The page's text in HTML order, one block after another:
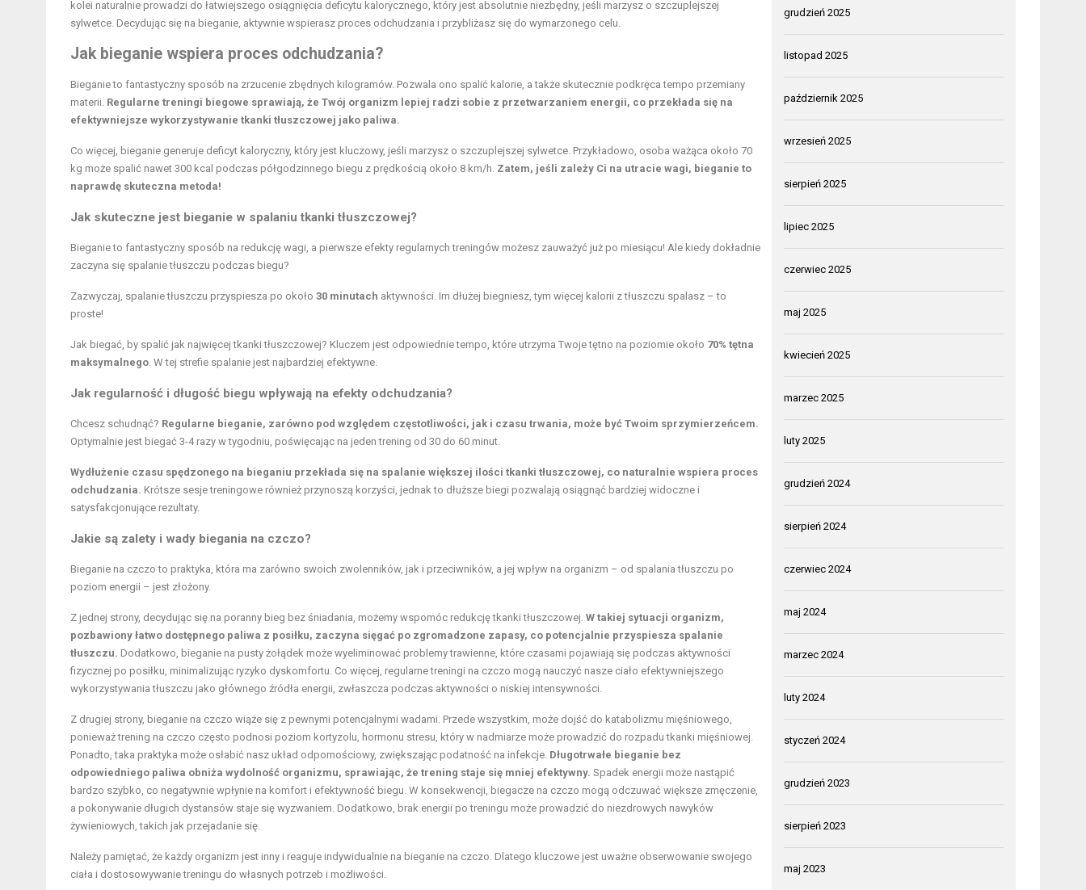
kolei naturalnie prowadzi do łatwiejszego osiągnięcia deficytu kalorycznego, który jest absolutnie niezbędny, jeśli marzysz o szczuplejszej
sylwetce. Decydując się na bieganie, aktywnie wspierasz proces odchudzania i przybliżasz się do wymarzonego celu.
Jak bieganie wspiera proces odchudzania?
Bieganie to fantastyczny sposób na zrzucenie zbędnych kilogramów. Pozwala ono spalić kalorie, a także skutecznie podkręca tempo przemiany
materii. Regularne treningi biegowe sprawiają, że Twój organizm lepiej radzi sobie z przetwarzaniem energii, co przekłada się na
efektywniejsze wykorzystywanie tkanki tłuszczowej jako paliwa.
Co więcej, bieganie generuje deficyt kaloryczny, który jest kluczowy, jeśli marzysz o szczuplejszej sylwetce. Przykładowo, osoba ważąca około 70
kg może spalić nawet 300 kcal podczas półgodzinnego biegu z prędkością około 8 km/h. Zatem, jeśli zależy Ci na utracie wagi, bieganie to
naprawdę skuteczna metoda!
Jak skuteczne jest bieganie w spalaniu tkanki tłuszczowej?
Bieganie to fantastyczny sposób na redukcję wagi, a pierwsze efekty regularnych treningów możesz zauważyć już po miesiącu! Ale kiedy dokładnie
zaczyna się spalanie tłuszczu podczas biegu?
Zazwyczaj, spalanie tłuszczu przyspiesza po około 30 minutach aktywności. Im dłużej biegniesz, tym więcej kalorii z tłuszczu spalasz – to
proste!
Jak biegać, by spalić jak najwięcej tkanki tłuszczowej? Kluczem jest odpowiednie tempo, które utrzyma Twoje tętno na poziomie około 70% tętna
maksymalnego . W tej strefie spalanie jest najbardziej efektywne.
Jak regularność i długość biegu wpływają na efekty odchudzania?
Chcesz schudnąć? Regularne bieganie, zarówno pod względem częstotliwości, jak i czasu trwania, może być Twoim sprzymierzeńcem.
Optymalnie jest biegać 3-4 razy w tygodniu, poświęcając na jeden trening od 30 do 60 minut.
Wydłużenie czasu spędzonego na bieganiu przekłada się na spalanie większej ilości tkanki tłuszczowej, co naturalnie wspiera proces
odchudzania. Krótsze sesje treningowe również przynoszą korzyści, jednak to dłuższe biegi pozwalają osiągnąć bardziej widoczne i
satysfakcjonujące rezultaty.
Jakie są zalety i wady biegania na czczo?
Bieganie na czczo to praktyka, która ma zarówno swoich zwolenników, jak i przeciwników, a jej wpływ na organizm – od spalania tłuszczu po
poziom energii – jest złożony.
Z jednej strony, decydując się na poranny bieg bez śniadania, możemy wspomóc redukcję tkanki tłuszczowej. W takiej sytuacji organizm,
pozbawiony łatwo dostępnego paliwa z posiłku, zaczyna sięgać po zgromadzone zapasy, co potencjalnie przyspiesza spalanie
tłuszczu. Dodatkowo, bieganie na pusty żołądek może wyeliminować problemy trawienne, które czasami pojawiają się podczas aktywności
fizycznej po posiłku, minimalizując ryzyko dyskomfortu. Co więcej, regularne treningi na czczo mogą nauczyć nasze ciało efektywniejszego
wykorzystywania tłuszczu jako głównego źródła energii, zwłaszcza podczas aktywności o niskiej intensywności.
Z drugiej strony, bieganie na czczo wiąże się z pewnymi potencjalnymi wadami. Przede wszystkim, może dojść do katabolizmu mięśniowego,
ponieważ trening na czczo często podnosi poziom kortyzolu, hormonu stresu, który w nadmiarze może prowadzić do rozpadu tkanki mięśniowej.
Ponadto, taka praktyka może osłabić nasz układ odpornościowy, zwiększając podatność na infekcje. Długotrwałe bieganie bez
odpowiedniego paliwa obniża wydolność organizmu, sprawiając, że trening staje się mniej efektywny. Spadek energii może nastąpić
bardzo szybko, co negatywnie wpłynie na komfort i efektywność biegu . W konsekwencji, biegacze na czczo mogą odczuwać większe zmęczenie,
a pokonywanie długich dystansów staje się wyzwaniem. Dodatkowo, brak energii po treningu może prowadzić do niezdrowych nawyków
żywieniowych, takich jak przejadanie się.
Należy pamiętać, że każdy organizm jest inny i reaguje indywidualnie na bieganie na czczo. Dlatego kluczowe jest uważne obserwowanie swojego
ciała i dostosowywanie treningu do własnych potrzeb i możliwości.
grudzień 2025
listopad 2025
październik 2025
wrzesień 2025
sierpień 2025
lipiec 2025
czerwiec 2025
maj 2025
kwiecień 2025
marzec 2025
luty 2025
grudzień 2024
sierpień 2024
czerwiec 2024
maj 2024
marzec 2024
luty 2024
styczeń 2024
grudzień 2023
sierpień 2023
maj 2023